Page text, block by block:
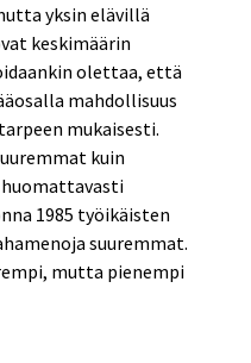
yksin elävillä
keskimäärin
olettaa, että
mahdollisuus
mukaisesti.
kuin
1985 työikäisten
suuremmat.
mutta pienempi